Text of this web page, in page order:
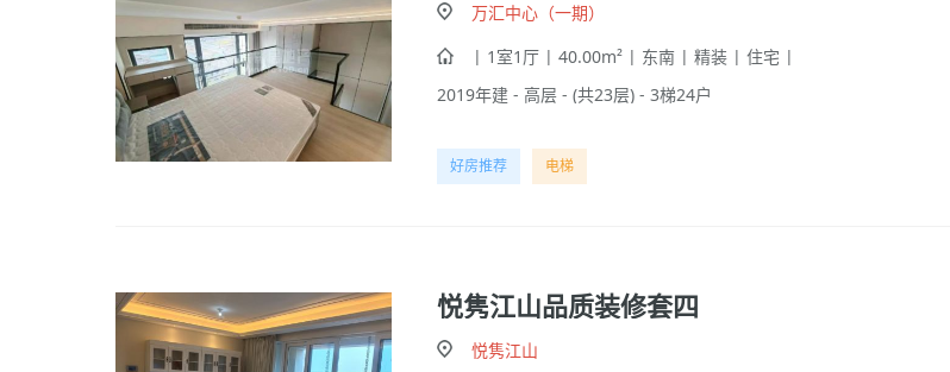
万汇中心（一期）
| 1室1厅 | 40.00m² | 东南 | 精装 | 住宅 |
2019年建 - 高层 - (共23层) - 3梯24户
好房推荐 电梯
悦隽江山品质装修套四
悦隽江山